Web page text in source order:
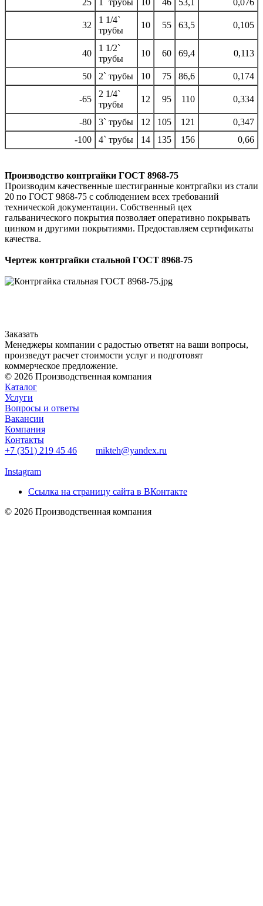
25 1` трубы 10 46 53,1 0,076
32
1 1/4`
трубы
10 55 63,5 0,105
40
1 1/2`
трубы
10 60 69,4 0,113
50 2` трубы 10 75 86,6 0,174
-65
2 1/4`
трубы
12 95 110 0,334
-80 3` трубы 12 105 121
0,347
-100
4` трубы 14 135 156 0,66
Производство контргайки ГОСТ 8968-75
Производим качественные шестигранные контргайки из стали
20 по ГОСТ 9868-75 с соблюдением всех требований
технической документации. Собственный цех
гальванического покрытия позволяет оперативно покрывать
цинком и другими покрытиями. Предоставляем сертификаты
качества.
Чертеж контргайки стальной ГОСТ 8968-75
Заказать
Менеджеры компании с радостью ответят на ваши вопросы,
произведут расчет стоимости услуг и подготовят
коммерческое предложение.
© 2026 Производственная компания
Каталог
Услуги
Вопросы и ответы
Вакансии
Компания
Контакты
+7 (351) 219 45 46
mikteh@yandex.ru
Instagram
Ссылка на страницу сайта в ВКонтакте
© 2026 Производственная компания